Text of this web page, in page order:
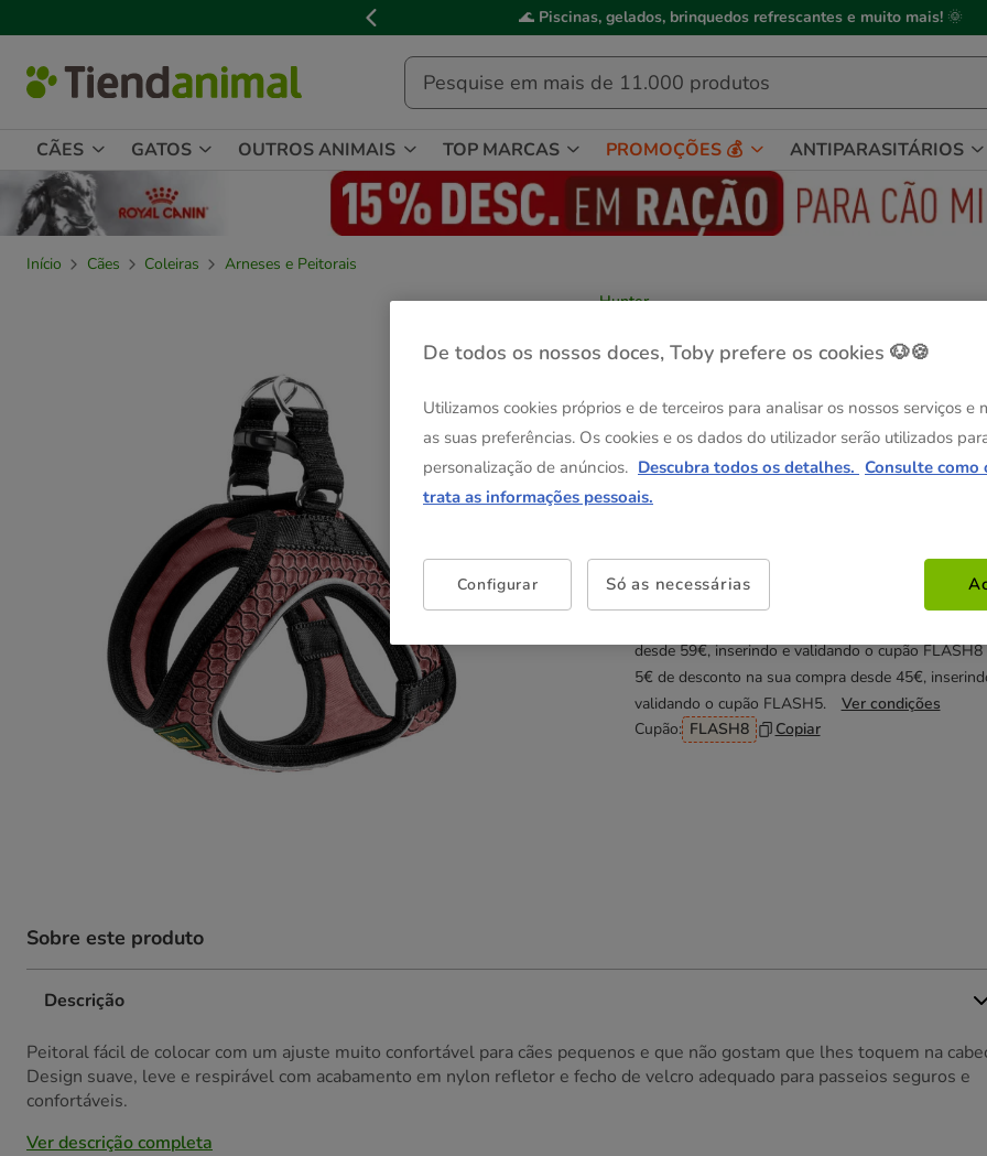
de
mensagem,
🌊 Piscinas, gelados, brinquedos refrescantes e muito mais! 🌞
CÃES GATOS OUTROS ANIMAIS TOP MARCAS PROMOÇÕES 💰 ANTIPARASITÁRIOS
Início Cães Coleiras
Arneses e Peitorais
Hunter
para cães
Guia de
XS
24.99€
XS - S S
Não perca esta promoção
desde 59€, inserindo e validando o cupão FLASH8
5€ de desconto na sua compra desde 45€,
validando o cupão FLASH5.
Ver condições
Cupão: FLASH8 Copiar
Sobre este produto
Descrição
Peitoral fácil de colocar com um ajuste muito confortável para cães pequenos e que não gostam que lhes toquem na
Design suave, leve e respirável com acabamento em nylon refletor e fecho de velcro adequado para passeios seguros e
confortáveis.
Ver descrição completa
De todos os nossos doces, Toby prefere os cookies 🐶🍪
Utilizamos cookies próprios e de terceiros para analisar os nossos serviços e
as suas preferências. Os cookies e os dados do utilizador serão utilizados
personalização de anúncios. Descubra todos os detalhes. Consulte como
trata as informações pessoais.
Configurar Só as necessárias